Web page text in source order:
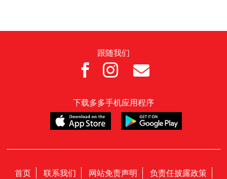
跟随我们
  
下载多多手机应用程序
首页 联系我们 网站免责声明
负责任披露政策